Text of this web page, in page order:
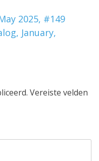
2025, #149
January,
Vereiste velden